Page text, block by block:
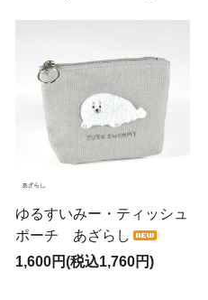
ゆるすいみー・ティッシュ
ポーチ あざらし
1,600円(税込1,760円)